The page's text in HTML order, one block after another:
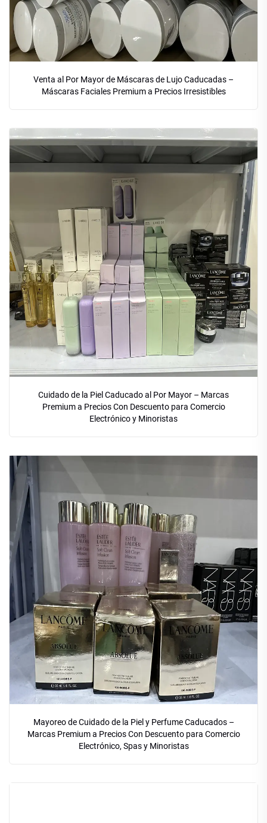
Venta al Por Mayor de Máscaras de Lujo Caducadas –
Máscaras Faciales Premium a Precios Irresistibles
Cuidado de la Piel Caducado al Por Mayor – Marcas
Premium a Precios Con Descuento para Comercio
Electrónico y Minoristas
Mayoreo de Cuidado de la Piel y Perfume Caducados –
Marcas Premium a Precios Con Descuento para Comercio
Electrónico, Spas y Minoristas